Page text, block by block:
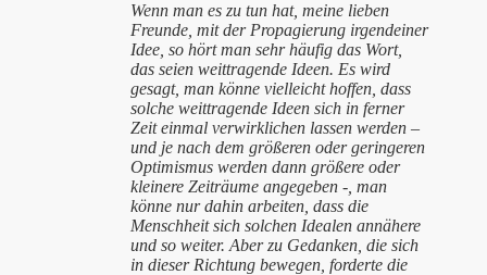
Wenn man es zu tun hat, meine lieben
Freunde, mit der Propagierung irgendeiner
Idee, so hört man sehr häufig das Wort,
das seien weittragende Ideen. Es wird
gesagt, man könne vielleicht hoffen, dass
solche weittragende Ideen sich in ferner
Zeit einmal verwirklichen lassen werden –
und je nach dem größeren oder geringeren
Optimismus werden dann größere oder
kleinere Zeiträume angegeben -, man
könne nur dahin arbeiten, dass die
Menschheit sich solchen Idealen annähere
und so weiter. Aber zu Gedanken, die sich
in dieser Richtung bewegen, forderte die